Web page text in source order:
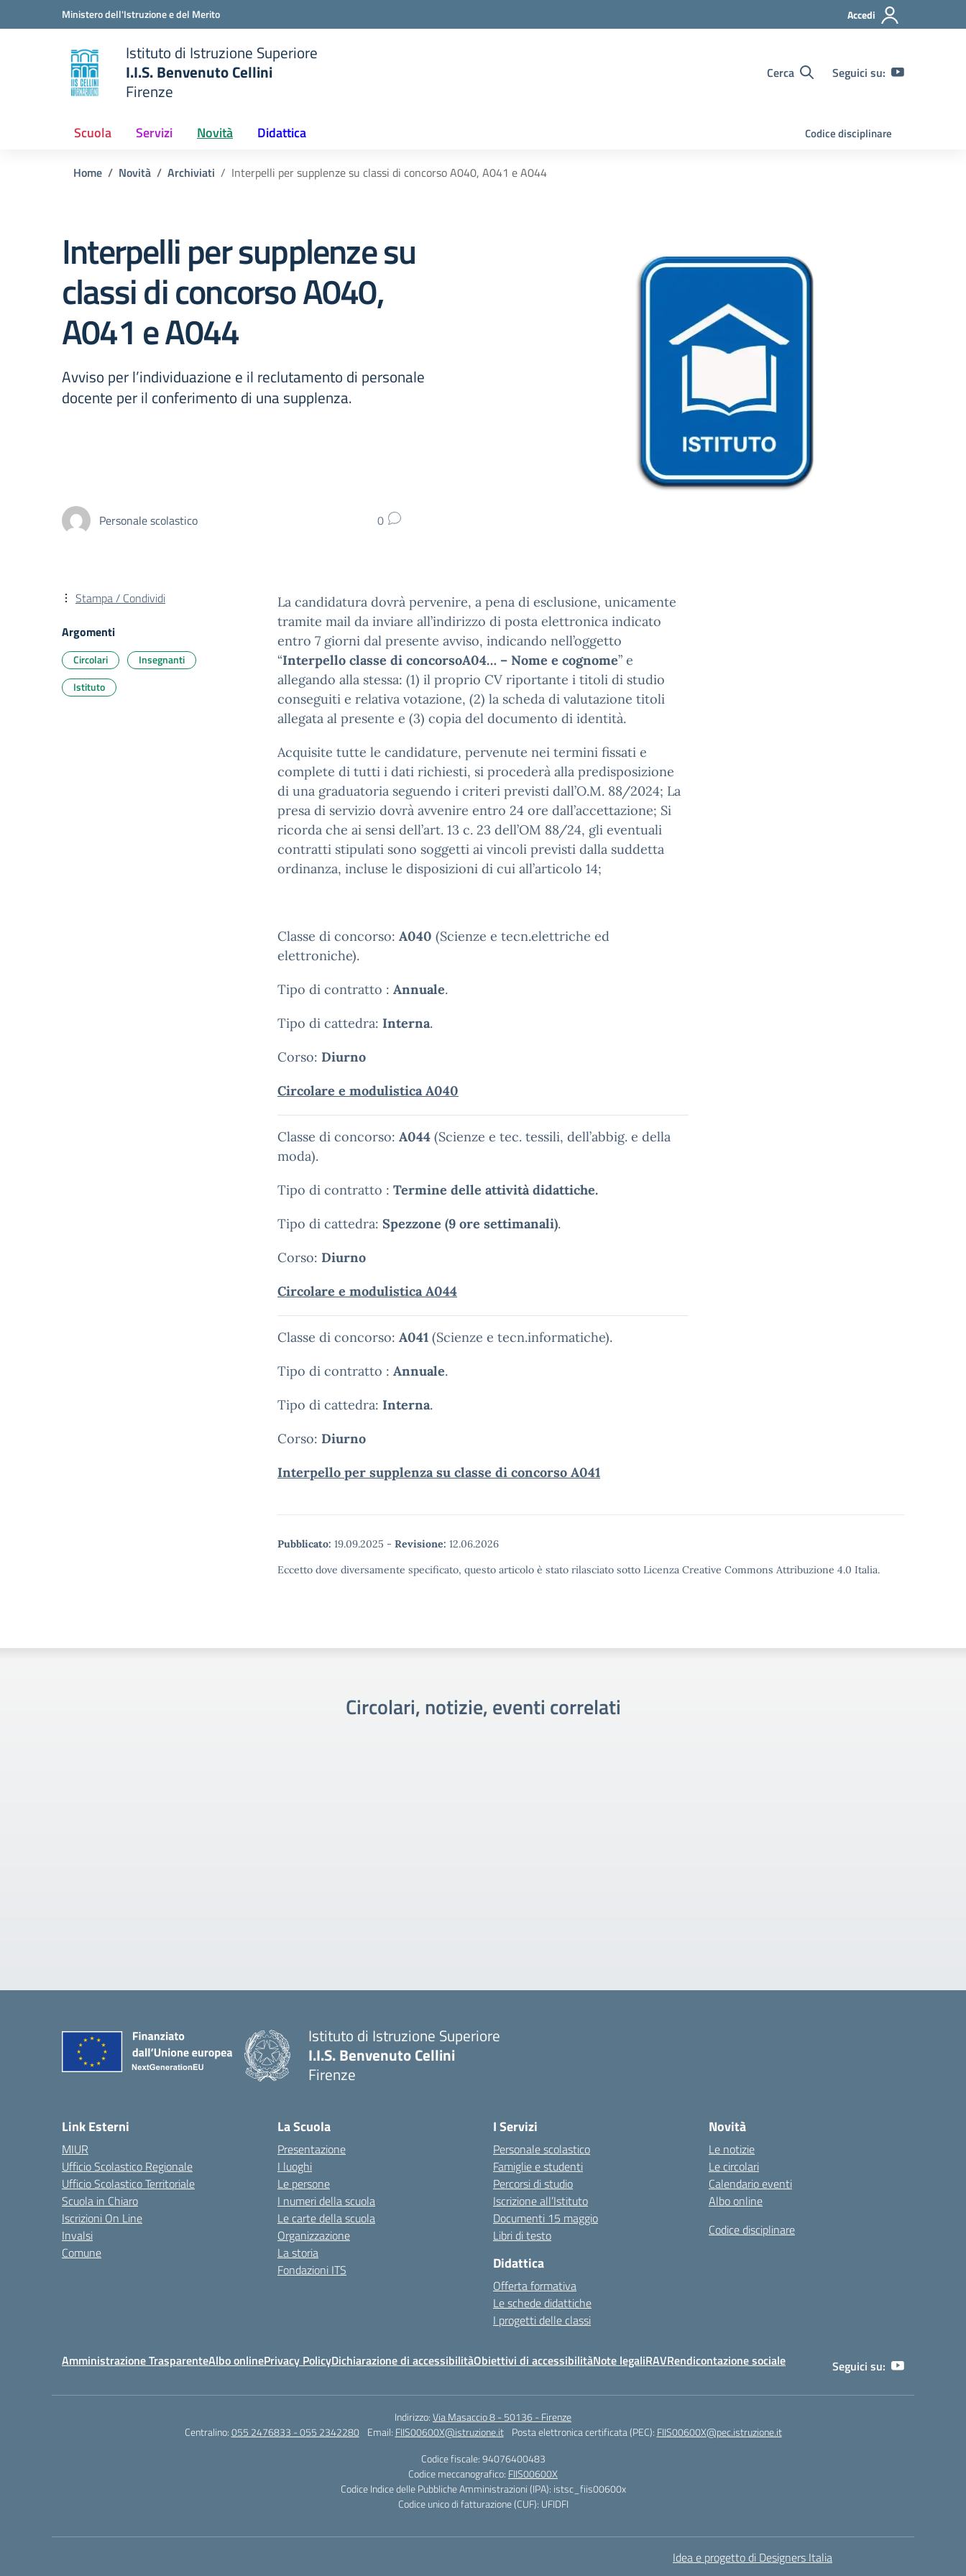
Vai ai contenuti
Vai al menu di navigazioneMinistero dell'Istruzione e del Merito Accedi
scuola
Istituto di Istruzione Superiore
I.I.S. Benvenuto Cellini
Firenze
Cerca Seguici su:
Scuola Servizi Novità Didattica Codice disciplinare
Home Novità Archiviati Interpelli per supplenze su classi di concorso A040, A041 e A044
Interpelli per supplenze su
classi di concorso A040,
A041 e A044
Avviso per l’individuazione e il reclutamento di personale
docente per il conferimento di una supplenza.
Personale scolastico 0
La candidatura dovrà pervenire, a pena di esclusione, unicamente
tramite mail da inviare all’indirizzo di posta elettronica indicato
entro 7 giorni dal presente avviso, indicando nell’oggetto
“Interpello classe di concorsoA04… – Nome e cognome” e
allegando alla stessa: (1) il proprio CV riportante i titoli di studio
conseguiti e relativa votazione, (2) la scheda di valutazione titoli
allegata al presente e (3) copia del documento di identità.
Acquisite tutte le candidature, pervenute nei termini fissati e
complete di tutti i dati richiesti, si procederà alla predisposizione
di una graduatoria seguendo i criteri previsti dall’O.M. 88/2024; La
presa di servizio dovrà avvenire entro 24 ore dall’accettazione; Si
ricorda che ai sensi dell’art. 13 c. 23 dell’OM 88/24, gli eventuali
contratti stipulati sono soggetti ai vincoli previsti dalla suddetta
ordinanza, incluse le disposizioni di cui all’articolo 14;
Classe di concorso: A040 (Scienze e tecn.elettriche ed
elettroniche).
Tipo di contratto : Annuale.
Tipo di cattedra: Interna.
Corso: Diurno
Circolare e modulistica A040
Classe di concorso: A044 (Scienze e tec. tessili, dell’abbig. e della
moda).
Tipo di contratto : Termine delle attività didattiche.
Tipo di cattedra: Spezzone (9 ore settimanali).
Corso: Diurno
Circolare e modulistica A044
Classe di concorso: A041 (Scienze e tecn.informatiche).
Tipo di contratto : Annuale.
Tipo di cattedra: Interna.
Corso: Diurno
Interpello per supplenza su classe di concorso A041
Pubblicato: 19.09.2025 - Revisione: 12.06.2026
Eccetto dove diversamente specificato, questo articolo è stato rilasciato sotto Licenza Creative Commons Attribuzione 4.0 Italia.
Stampa / Condividi
Argomenti
Circolari
Insegnanti
Istituto
Circolari, notizie, eventi correlati
Istituto di Istruzione Superiore
I.I.S. Benvenuto Cellini
Firenze
Link Esterni
MIUR
Ufficio Scolastico Regionale
Ufficio Scolastico Territoriale
Scuola in Chiaro
Iscrizioni On Line
Invalsi
Comune
La Scuola
Presentazione
I luoghi
Le persone
I numeri della scuola
Le carte della scuola
Organizzazione
La storia
Fondazioni ITS
I Servizi
Personale scolastico
Famiglie e studenti
Percorsi di studio
Iscrizione all’Istituto
Documenti 15 maggio
Libri di testo
Didattica
Offerta formativa
Le schede didattiche
I progetti delle classi
Novità
Le notizie
Le circolari
Calendario eventi
Albo online
Codice disciplinare
Amministrazione TrasparenteAlbo onlinePrivacy PolicyDichiarazione di accessibilitàObiettivi di accessibilitàNote legaliRAVRendicontazione sociale Seguici su:
Indirizzo:Via Masaccio 8 - 50136 - Firenze
Centralino:055 2476833 - 055 2342280 Email: FIIS00600X@istruzione.it Posta elettronica certificata (PEC): FIIS00600X@pec.istruzione.it
Codice fiscale: 94076400483
Codice meccanografico: FIIS00600X
Codice Indice delle Pubbliche Amministrazioni (IPA): istsc_fiis00600x
Codice unico di fatturazione (CUF): UFIDFI
Idea e progetto di Designers Italia